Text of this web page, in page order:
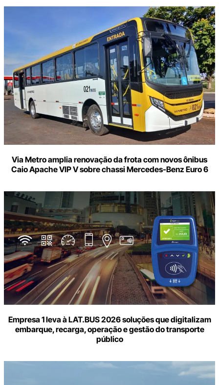
Via Metro amplia renovação da frota com novos ônibus
Caio Apache VIP V sobre chassi Mercedes-Benz Euro 6
Empresa 1 leva à LAT.BUS 2026 soluções que digitalizam
embarque, recarga, operação e gestão do transporte
público